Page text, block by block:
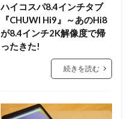
ハイコスパ8.4インチタブ
『CHUWI Hi9』～あのHi8
が8.4インチ2K解像度で帰
ったきた!
続きを読む